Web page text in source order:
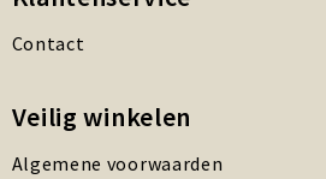
Contact
Veilig winkelen
Algemene voorwaarden